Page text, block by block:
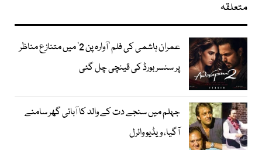
متعلقہ
عمران ہاشمی کی فلم ’آوارہ پن 2‘ میں متنازع مناظر
پر سنسر بورڈ کی قینچی چل گئی
جہلم میں سنجے دت کے والد کا آبائی گھر سامنے
آگیا، ویڈیو وائرل